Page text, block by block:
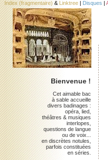
Index (fragmentaire) & Linktree | Disques |
Bienvenue !
Cet aimable bac
à sable accueille
divers badinages :
opéra, lied,
théâtres & musiques
interlopes,
questions de langue
ou de voix...
en discrètes notules,
parfois constituées
en séries.